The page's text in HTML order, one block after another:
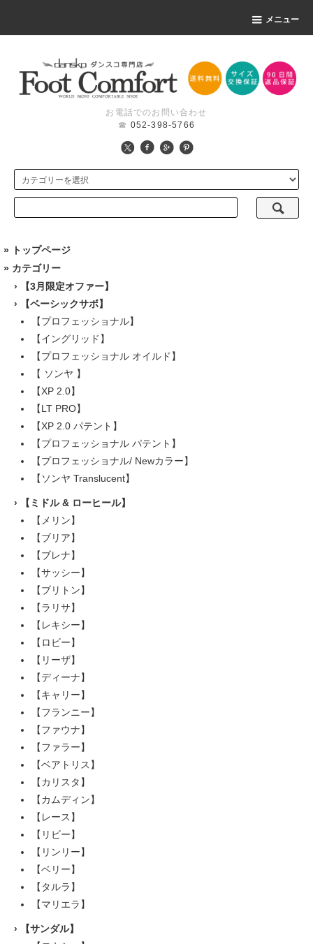
メニュー
お電話でのお問い合わせ
☎ 052-398-5766
» トップページ
» カテゴリー
›
【3月限定オファー】
›
【ベーシックサボ】
【プロフェッショナル】
【イングリッド】
【プロフェッショナル オイルド】
【 ソンヤ 】
【XP 2.0】
【LT PRO】
【XP 2.0 パテント】
【プロフェッショナル パテント】
【プロフェッショナル/ Newカラー】
【ソンヤ Translucent】
›
【ミドル & ローヒール】
【メリン】
【ブリア】
【ブレナ】
【サッシー】
【ブリトン】
【ラリサ】
【レキシー】
【ロビー】
【リーザ】
【ディーナ】
【キャリー】
【フランニー】
【ファウナ】
【ファラー】
【ベアトリス】
【カリスタ】
【カムディン】
【レース】
【リビー】
【リンリー】
【ベリー】
【タルラ】
【マリエラ】
›
【サンダル】